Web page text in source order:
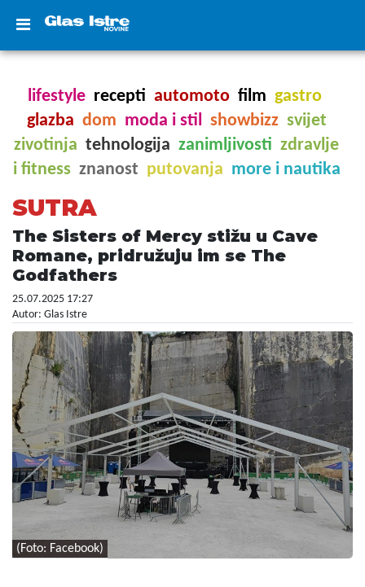
lifestyle recepti automoto film gastro
glazba dom moda i stil showbizz svijet
zivotinja tehnologija zanimljivosti zdravlje
i fitness znanost putovanja more i nautika
SUTRA
The Sisters of Mercy stižu u Cave
Romane, pridružuju im se The
Godfathers
25.07.2025 17:27
Autor: Glas Istre
(Foto: Facebook)